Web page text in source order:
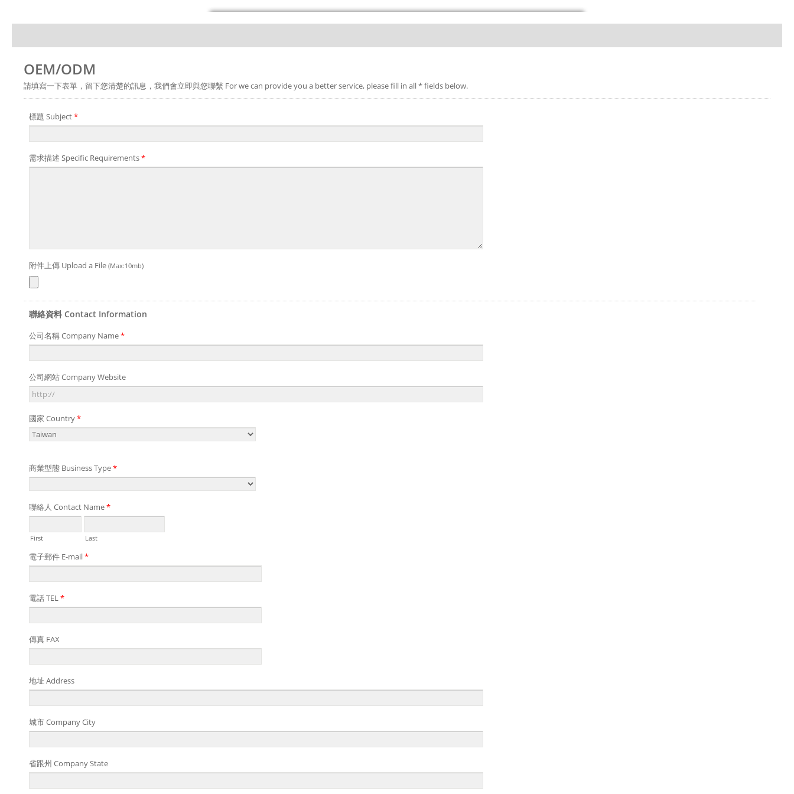
OEM/ODM
請填寫一下表單，留下您清楚的訊息，我們會立即與您聯繫 For we can provide you a better service, please fill in all * fields below.
標題 Subject*
需求描述 Specific Requirements*
附件上傳 Upload a File (Max:10mb)
聯絡資料 Contact Information
公司名稱 Company Name*
公司網站 Company Website
國家 Country*
商業型態 Business Type*
聯絡人 Contact Name*
First Last
電子郵件 E-mail*
電話 TEL*
傳真 FAX
地址 Address
城市 Company City
省跟州 Company State